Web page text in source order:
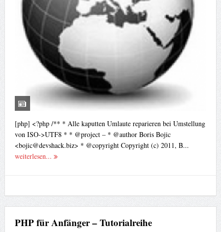
[php] <?php /** * Alle kaputten Umlaute reparieren bei Umstellung
von ISO->UTF8 * * @project – * @author Boris Bojic
<bojic@devshack.biz> * @copyright Copyright (c) 2011, B...
weiterlesen...
PHP für Anfänger – Tutorialreihe